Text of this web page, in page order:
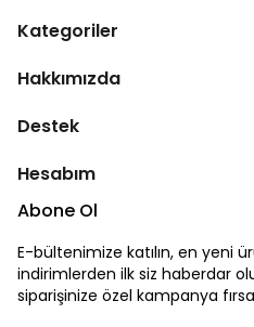
Kategoriler
Hakkımızda
Destek
Hesabım
Abone Ol
E-bültenimize katılın, en yeni
indirimlerden ilk siz haberdar
siparişinize özel kampanya